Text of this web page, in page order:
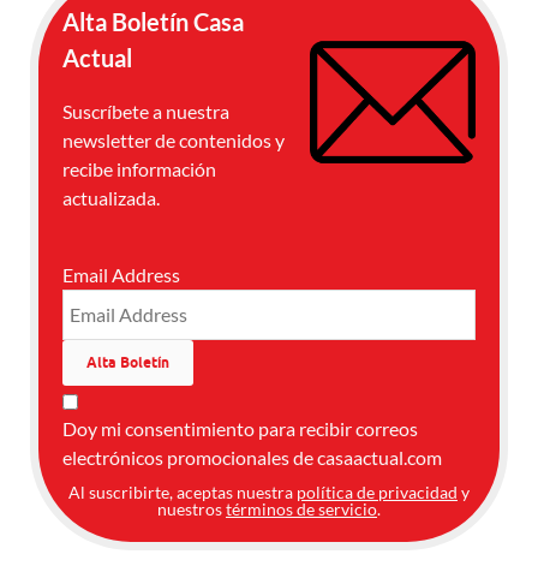
Alta Boletín Casa
Actual
Suscríbete a nuestra
newsletter de contenidos y
recibe información
actualizada.
Email Address
Doy mi consentimiento para recibir correos
electrónicos promocionales de casaactual.com
Al suscribirte, aceptas nuestra política de privacidad y
nuestrostérminos de servicio.